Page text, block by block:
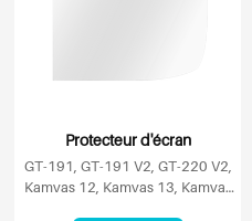
Protecteur d'écran
GT-191, GT-191 V2, GT-220 V2,
Kamvas 12, Kamvas 13, Kamvas